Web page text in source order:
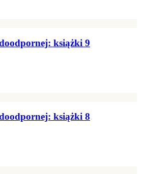
książki 9
książki 8